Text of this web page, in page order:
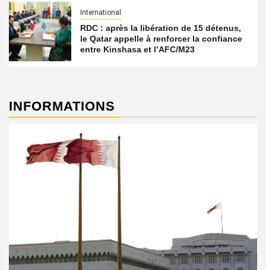
International
RDC : après la libération de 15 détenus,
le Qatar appelle à renforcer la confiance
entre Kinshasa et l’AFC/M23
INFORMATIONS